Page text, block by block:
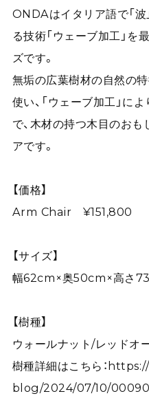
ONDAはイタリア語で「波
る技術「ウェーブ加工」を
ズです。
無垢の広葉樹材の自然の特
使い、「ウェーブ加工」に
で、木材の持つ木目のお
アです。
【価格】
Arm Chair ¥151,800
【サイズ】
幅62cm×奥50cm×高さ
【樹種】
ウォールナット/レッドオ
樹種詳細はこちら：
blog/2024/07/10/